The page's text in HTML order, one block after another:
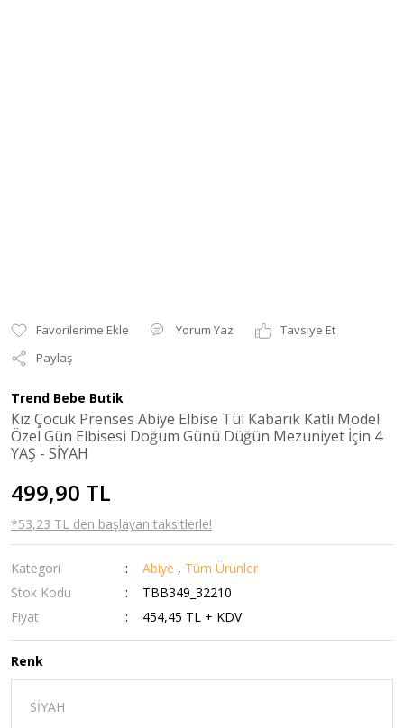
Yorum Yaz
Tavsiye Et
Paylaş
Trend Bebe Butik
Kız Çocuk Prenses Abiye Elbise Tül Kabarık Katlı Model
Özel Gün Elbisesi Doğum Günü Düğün Mezuniyet İçin 4
YAŞ - SİYAH
499,90 TL
*53,23 TL den başlayan taksitlerle!
Kategori Abiye , Tüm Ürünler
Stok Kodu
TBB349_32210
Fiyat
454,45 TL + KDV
Renk